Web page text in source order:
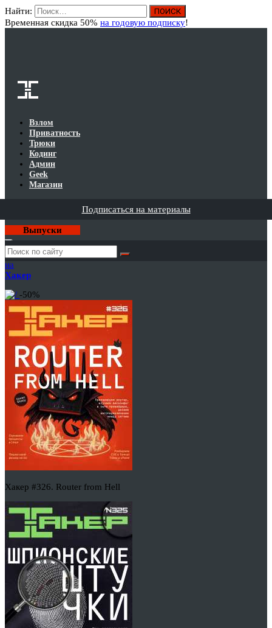
Найти:
Временная скидка 50% на годовую подписку!
Взлом
Приватность
Трюки
Кодинг
Админ
Geek
Магазин
Подписаться на материалы
Выпуски
Годовая
подписка
на
Хакер
-50%
Хакер #326. Router from Hell